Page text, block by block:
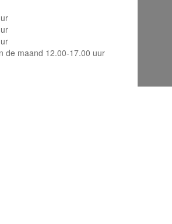
de maand 12.00-17.00 uur